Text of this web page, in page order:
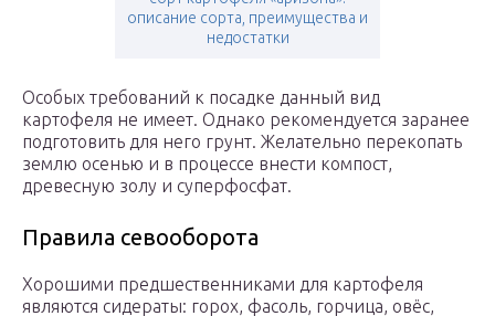
описание сорта, преимущества и
недостатки
Особых требований к посадке данный вид
картофеля не имеет. Однако рекомендуется заранее
подготовить для него грунт. Желательно перекопать
землю осенью и в процессе внести компост,
древесную золу и суперфосфат.
Правила севооборота
Хорошими предшественниками для картофеля
являются сидераты: горох, фасоль, горчица, овёс,